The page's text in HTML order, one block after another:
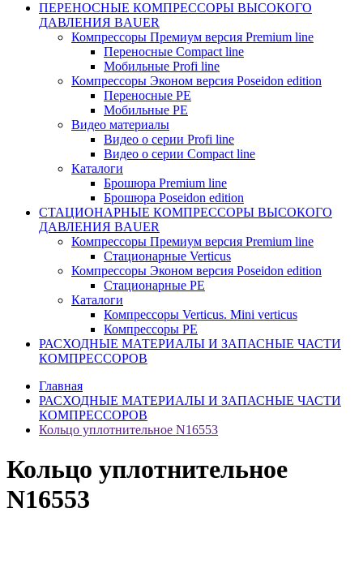
ПЕРЕНОСНЫЕ КОМПРЕССОРЫ ВЫСОКОГО
ДАВЛЕНИЯ BAUER
Компрессоры Премиум версия Premium line
Переносные Compact line
Мобильные Profi line
Компрессоры Эконом версия Poseidon edition
Переносные PE
Мобильные PE
Видео материалы
Видео о серии Profi line
Видео о серии Compact line
Каталоги
Брошюра Premium line
Брошюра Poseidon edition
СТАЦИОНАРНЫЕ КОМПРЕССОРЫ ВЫСОКОГО
ДАВЛЕНИЯ BAUER
Компрессоры Премиум версия Premium line
Стационарные Verticus
Компрессоры Эконом версия Poseidon edition
Стационарные PE
Каталоги
Компрессоры Verticus. Mini verticus
Компрессоры PE
РАСХОДНЫЕ МАТЕРИАЛЫ И ЗАПАСНЫЕ ЧАСТИ
КОМПРЕССОРОВ
Главная
РАСХОДНЫЕ МАТЕРИАЛЫ И ЗАПАСНЫЕ ЧАСТИ
КОМПРЕССОРОВ
Кольцо уплотнительное N16553
Кольцо уплотнительное
N16553